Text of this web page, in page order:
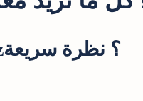
ما هو 8 starz؟ نظرة سريعة